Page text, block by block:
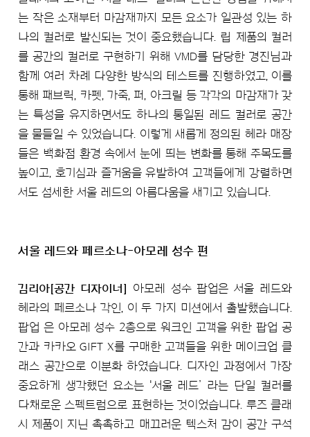
는 작은 소재부터 마감재까지 모든 요소가 일관성 있는 하
나의 컬러로 발신되는 것이 중요했습니다. 립 제품의 컬러
를 공간의 컬러로 구현하기 위해 VMD를 담당한 경진님과
함께 여러 차례 다양한 방식의 테스트를 진행하였고, 이를
통해 패브릭, 카펫, 가죽, 퍼, 아크릴 등 각각의 마감재가 갖
는 특성을 유지하면서도 하나의 통일된 레드 컬러로 공간
을 물들일 수 있었습니다. 이렇게 새롭게 정의된 헤라 매장
들은 백화점 환경 속에서 눈에 띄는 변화를 통해 주목도를
높이고, 호기심과 즐거움을 유발하여 고객들에게 강렬하면
서도 섬세한 서울 레드의 아름다움을 새기고 있습니다.
서울 레드와 페르소나-아모레 성수 편
김리아[공간 디자이너]
아모레 성수 팝업은 서울 레드와
헤라의 페르소나 각인, 이 두 가지 미션에서 출발했습니다.
팝업 은 아모레 성수 2층으로 워크인 고객을 위한 팝업 공
간과 카카오 GIFT X를 구매한 고객들을 위한 메이크업 클
래스 공간으로 이분화 하였습니다. 디자인 과정에서 가장
중요하게 생각했던 요소는 '서울 레드’ 라는 단일 컬러를
다채로운 스펙트럼으로 표현하는 것이었습니다. 루즈 클래
시 제품이 지닌 촉촉하고 매끄러운 텍스처 감이 공간 구석